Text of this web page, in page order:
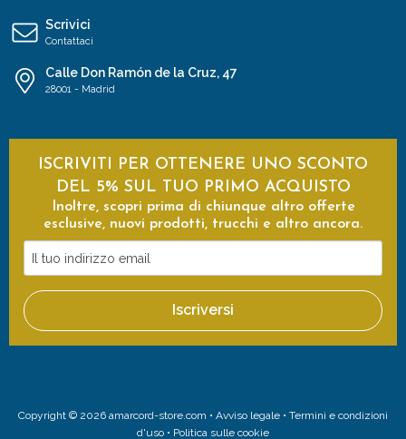
Scrivici
Contattaci
Calle Don Ramón de la Cruz, 47
28001 - Madrid
ISCRIVITI PER OTTENERE UNO SCONTO
DEL 5% SUL TUO PRIMO ACQUISTO
Inoltre, scopri prima di chiunque altro offerte
esclusive, nuovi prodotti, trucchi e altro ancora.
tuo
indirizzo
email
Iscriversi
Copyright © 2026 amarcord-store.com • Avviso legale • Termini e condizioni
d'uso • Politica sulle cookie